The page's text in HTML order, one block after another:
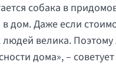
собака в
дом. Даже если
велика.
дома», –